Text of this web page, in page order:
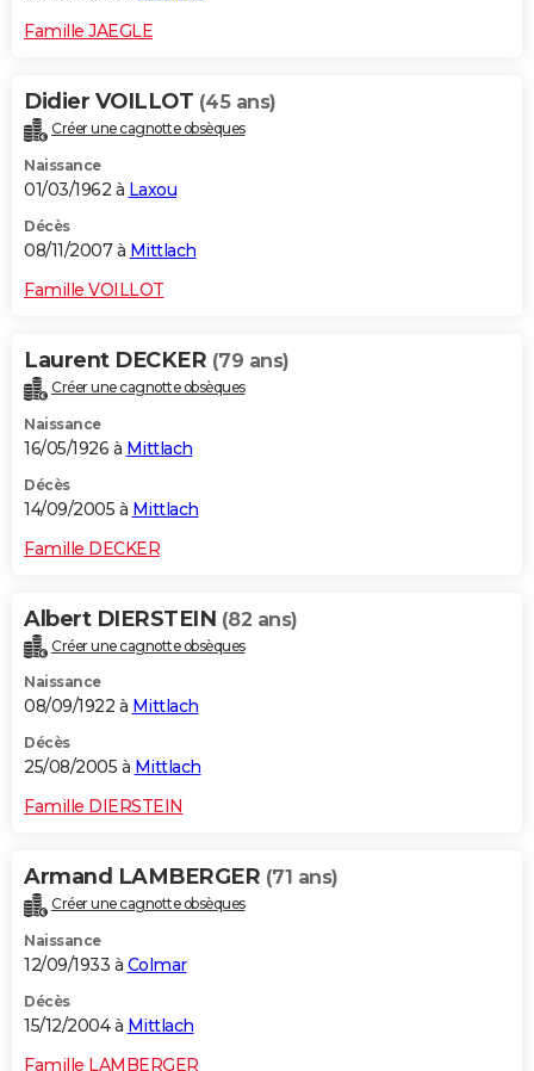
Famille JAEGLE
Didier VOILLOT (45 ans)
Créer une cagnotte obsèques
Naissance
01/03/1962 à Laxou
Décès
08/11/2007 à Mittlach
Famille VOILLOT
Laurent DECKER (79 ans)
Créer une cagnotte obsèques
Naissance
16/05/1926 à Mittlach
Décès
14/09/2005 à Mittlach
Famille DECKER
Albert DIERSTEIN (82 ans)
Créer une cagnotte obsèques
Naissance
08/09/1922 à Mittlach
Décès
25/08/2005 à Mittlach
Famille DIERSTEIN
Armand LAMBERGER (71 ans)
Créer une cagnotte obsèques
Naissance
12/09/1933 à Colmar
Décès
15/12/2004 à Mittlach
Famille LAMBERGER